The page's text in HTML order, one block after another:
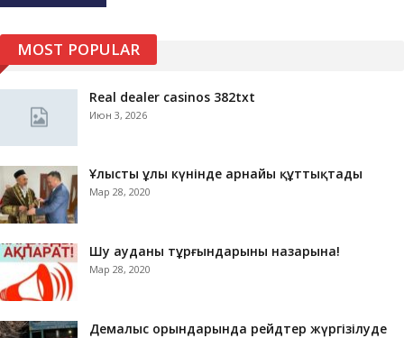
MOST POPULAR
Real dealer casinos 382txt
Июн 3, 2026
Ұлыстың ұлы күнінде арнайы құттықтады
Мар 28, 2020
Шу ауданы тұрғындарының назарына!
Мар 28, 2020
Демалыс орындарында рейдтер жүргізілуде